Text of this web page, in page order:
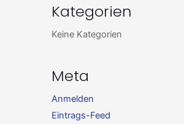
Kategorien
Keine Kategorien
Meta
Anmelden
Eintrags-Feed